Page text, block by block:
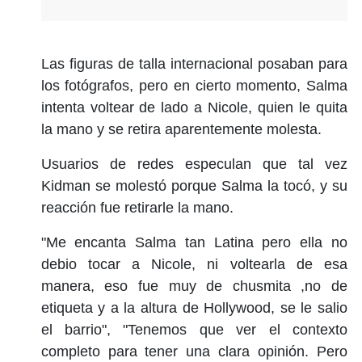
Las figuras de talla internacional posaban para
los fotógrafos, pero en cierto momento, Salma
intenta voltear de lado a Nicole, quien le quita
la mano y se retira aparentemente molesta.
Usuarios de redes especulan que tal vez
Kidman se molestó porque Salma la tocó, y su
reacción fue retirarle la mano.
"Me encanta Salma tan Latina pero ella no
debio tocar a Nicole, ni voltearla de esa
manera, eso fue muy de chusmita ,no de
etiqueta y a la altura de Hollywood, se le salio
el barrio", "Tenemos que ver el contexto
completo para tener una clara opinión. Pero